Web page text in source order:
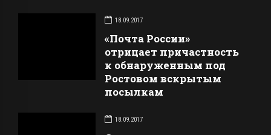
18.09.2017
«Почта России»
отрицает причастность
к обнаруженным под
Ростовом вскрытым
посылкам
18.09.2017